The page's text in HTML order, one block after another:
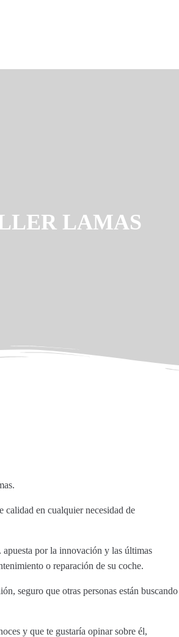
LAMAS
calidad en cualquier necesidad de
por la innovación y las últimas
o reparación de su coche.
seguro que otras personas están buscando
y que te gustaría opinar sobre él,